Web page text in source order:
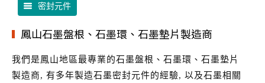
密封元件
鳳山石墨盤根、石墨環、石墨墊片製造商
我們是鳳山地區最專業的石墨盤根、石墨環、石墨墊片
製造商, 有多年製造石墨密封元件的經驗, 以及石墨相關